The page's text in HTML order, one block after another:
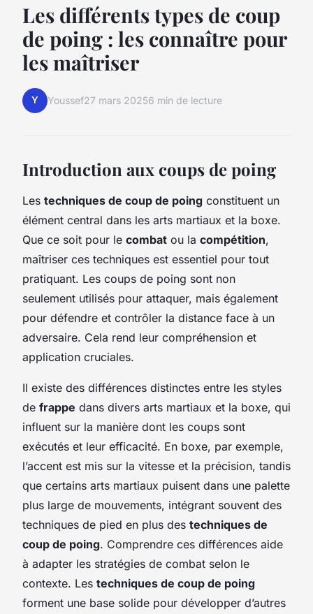
Les différents types de coup
de poing : les connaître pour
les maîtriser
Y Youssef27 mars 20256 min de lecture
Introduction aux coups de poing
Les techniques de coup de poing constituent un
élément central dans les arts martiaux et la boxe.
Que ce soit pour le combat ou la compétition,
maîtriser ces techniques est essentiel pour tout
pratiquant. Les coups de poing sont non
seulement utilisés pour attaquer, mais également
pour défendre et contrôler la distance face à un
adversaire. Cela rend leur compréhension et
application cruciales.
Il existe des différences distinctes entre les styles
de frappe dans divers arts martiaux et la boxe, qui
influent sur la manière dont les coups sont
exécutés et leur efficacité. En boxe, par exemple,
l’accent est mis sur la vitesse et la précision, tandis
que certains arts martiaux puisent dans une palette
plus large de mouvements, intégrant souvent des
techniques de pied en plus des techniques de
coup de poing. Comprendre ces différences aide
à adapter les stratégies de combat selon le
contexte. Les techniques de coup de poing
forment une base solide pour développer d’autres